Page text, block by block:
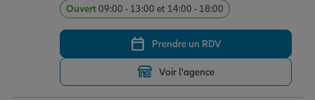
Préparer l’avenir
Le Pack Famille
Garantie des accidents de la vie
Ouvert09:00 - 13:00 et 14:00 - 18:00
Prendre un RDV
Voir l'agence